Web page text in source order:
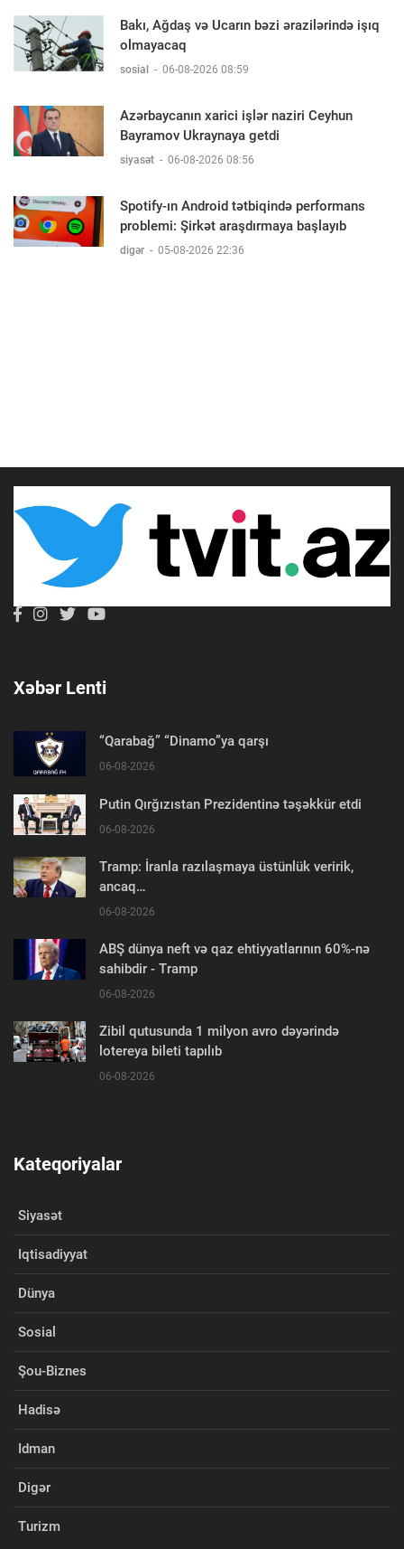
Bakı, Ağdaş və Ucarın bəzi ərazilərində işıq
olmayacaq
sosial - 06-08-2026 08:59
Azərbaycanın xarici işlər naziri Ceyhun
Bayramov Ukraynaya getdi
siyasət - 06-08-2026 08:56
Spotify-ın Android tətbiqində performans
problemi: Şirkət araşdırmaya başlayıb
digər - 05-08-2026 22:36
Xəbər Lenti
“Qarabağ” “Dinamo”ya qarşı
06-08-2026
Putin Qırğızıstan Prezidentinə təşəkkür etdi
06-08-2026
Tramp: İranla razılaşmaya üstünlük veririk,
ancaq…
06-08-2026
ABŞ dünya neft və qaz ehtiyyatlarının 60%-nə
sahibdir - Tramp
06-08-2026
Zibil qutusunda 1 milyon avro dəyərində
lotereya bileti tapılıb
06-08-2026
Kateqoriyalar
Siyasət
Iqtisadiyyat
Dünya
Sosial
Şou-Biznes
Hadisə
Idman
Digər
Turizm